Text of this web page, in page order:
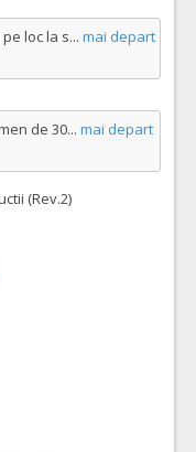
loc la s... mai depart
de 30... mai depart
(Rev.2)